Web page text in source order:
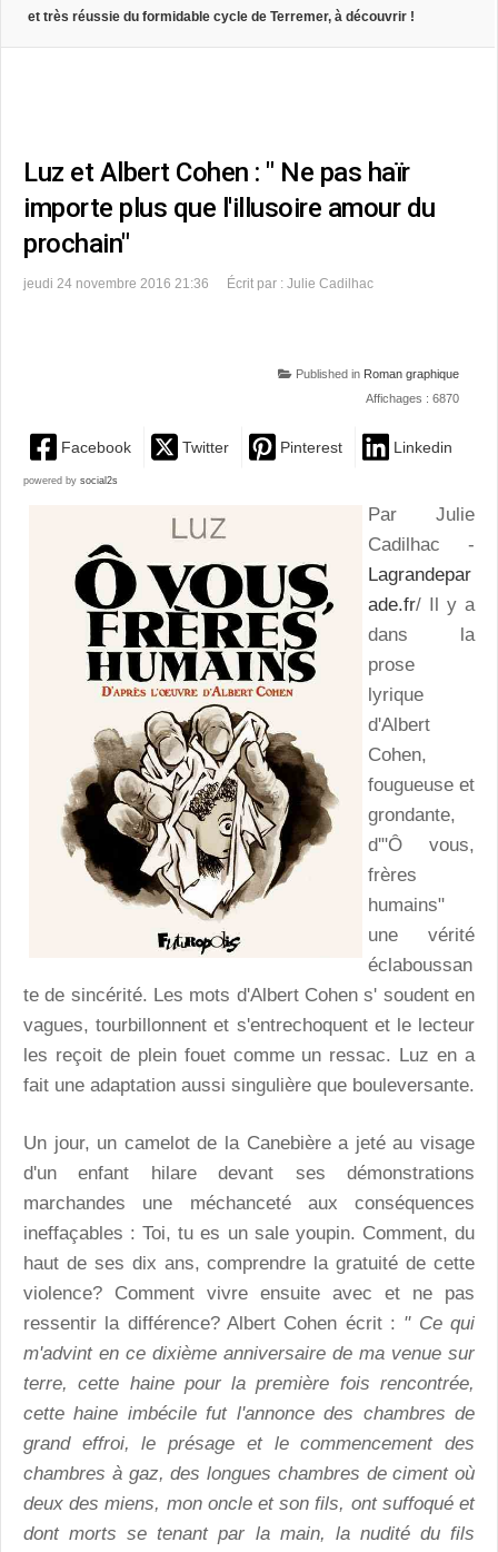
et très réussie du formidable cycle de Terremer, à découvrir !
Luz et Albert Cohen : " Ne pas haïr
importe plus que l'illusoire amour du
prochain"
jeudi 24 novembre 2016 21:36 Écrit par : Julie Cadilhac
Published in Roman graphique
Affichages : 6870
Facebook Twitter Pinterest Linkedin
powered by social2s
Par Julie
Cadilhac -
Lagrandepar
ade.fr/ Il y a
dans la
prose
lyrique
d'Albert
Cohen,
fougueuse et
grondante,
d'"Ô vous,
frères
humains"
une vérité
éclaboussan
te de sincérité. Les mots d'Albert Cohen s' soudent en
vagues, tourbillonnent et s'entrechoquent et le lecteur
les reçoit de plein fouet comme un ressac. Luz en a
fait une adaptation aussi singulière que bouleversante.
Un jour, un camelot de la Canebière a jeté au visage
d'un enfant hilare devant ses démonstrations
marchandes une méchanceté aux conséquences
ineffaçables : Toi, tu es un sale youpin. Comment, du
haut de ses dix ans, comprendre la gratuité de cette
violence? Comment vivre ensuite avec et ne pas
ressentir la différence? Albert Cohen écrit : " Ce qui
m'advint en ce dixième anniversaire de ma venue sur
terre, cette haine pour la première fois rencontrée,
cette haine imbécile fut l'annonce des chambres de
grand effroi, le présage et le commencement des
chambres à gaz, des longues chambres de ciment où
deux des miens, mon oncle et son fils, ont suffoqué et
dont morts se tenant par la main, la nudité du fils